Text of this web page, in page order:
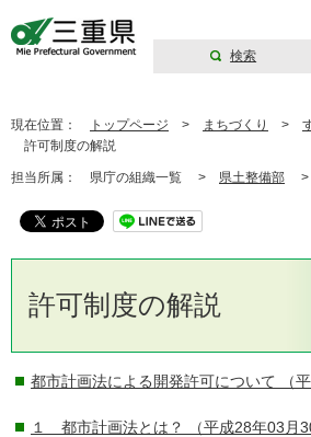
検索
現在位置： トップページ > まちづくり >
許可制度の解説
担当所属： 県庁の組織一覧 > 県土整備部 >
許可制度の解説
都市計画法による開発許可について （
１ 都市計画法とは？ （平成28年03月